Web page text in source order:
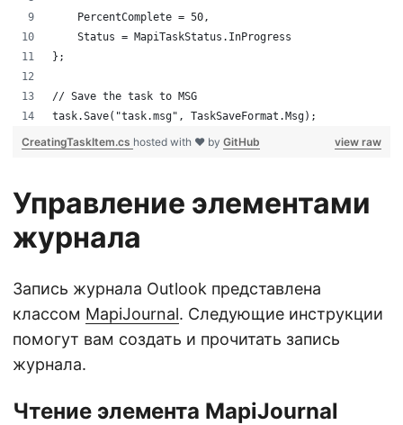
    PercentComplete = 50,
    Status = MapiTaskStatus.InProgress
};
// Save the task to MSG
task.Save("task.msg", TaskSaveFormat.Msg);
view raw
CreatingTaskItem.cs hosted with ❤ by GitHub
Управление элементами
журнала
Запись журнала Outlook представлена
классом MapiJournal. Следующие инструкции
помогут вам создать и прочитать запись
журнала.
Чтение элемента MapiJournal